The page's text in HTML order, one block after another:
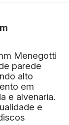
Menegotti
parede
alto
em
e alvenaria.
e